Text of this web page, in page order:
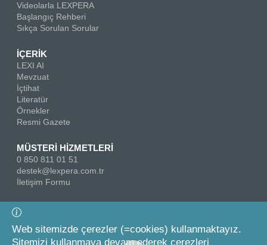
Videolarla LEXPERA
Başlangıç Rehberi
Sıkça Sorulan Sorular
İÇERİK
LEXI AI
Mevzuat
İçtihat
Literatür
Örnekler
Resmi Gazete
MÜSTERİ HİZMETLERİ
0 850 811 01 51
destek@lexpera.com.tr
İletişim Formu
Bizi Takip Edin
Web sitemizde çerezler (=cookies) kullanmaktayız.
Sitemizi kullanmaya devam ederek çerezleri